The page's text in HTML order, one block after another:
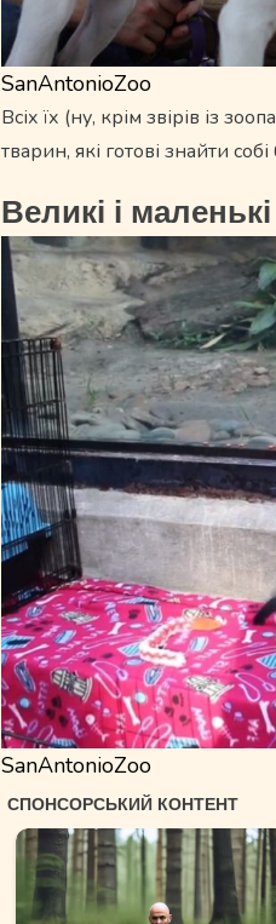
SanAntonioZoo
Всіх їх (ну, крім звірів із
тварин, які готові знайти
Великі і
SanAntonioZoo